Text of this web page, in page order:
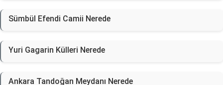
Sümbül Efendi Camii Nerede
Yuri Gagarin Külleri Nerede
Ankara Tandoğan Meydanı Nerede